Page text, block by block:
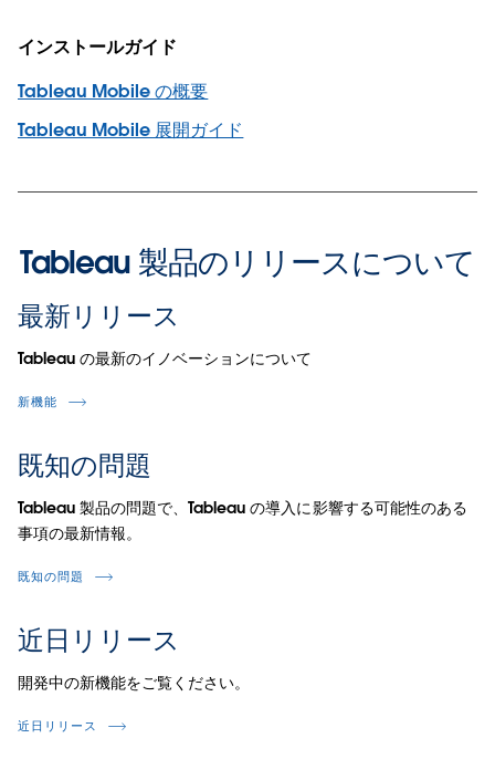
インストールガイド
Tableau Mobile の概要
Tableau Mobile 展開ガイド
Tableau 製品のリリースについて
最新リリース
Tableau の最新のイノベーションについて
新機能
既知の問題
Tableau 製品の問題で、Tableau の導入に影響する可能性のある
事項の最新情報。
既知の問題
近日リリース
開発中の新機能をご覧ください。
近日リリース